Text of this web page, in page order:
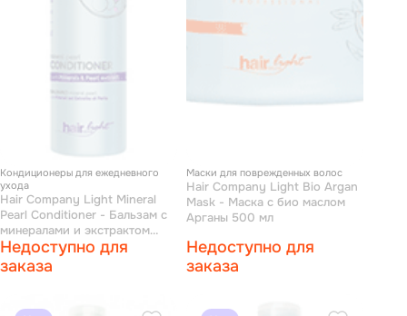
Кондиционеры для ежедневного
ухода
Hair Company Light Mineral
Pearl Conditioner - Бальзам с
минералами и экстрактом
жемчуга 250 мл
Недоступно для
заказа
Маски для поврежденных волос
Hair Company Light Bio Argan
Mask - Маска с био маслом
Арганы 500 мл
Недоступно для
заказа